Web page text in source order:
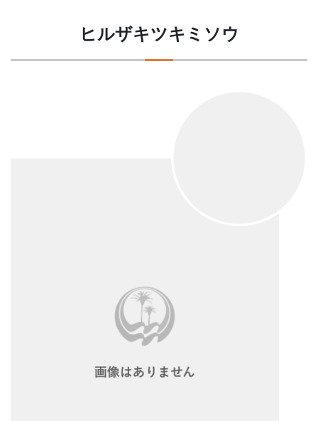
ヒルザキツキミソウ